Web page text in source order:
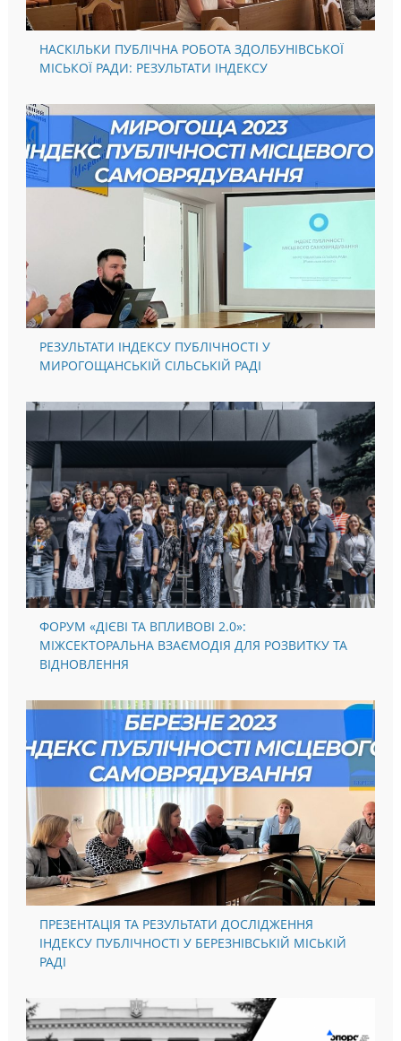
НАСКІЛЬКИ ПУБЛІЧНА РОБОТА ЗДОЛБУНІВСЬКОЇ
МІСЬКОЇ РАДИ: РЕЗУЛЬТАТИ ІНДЕКСУ
РЕЗУЛЬТАТИ ІНДЕКСУ ПУБЛІЧНОСТІ У
МИРОГОЩАНСЬКІЙ СІЛЬСЬКІЙ РАДІ
ФОРУМ «ДІЄВІ ТА ВПЛИВОВІ 2.0»:
МІЖСЕКТОРАЛЬНА ВЗАЄМОДІЯ ДЛЯ РОЗВИТКУ ТА
ВІДНОВЛЕННЯ
ПРЕЗЕНТАЦІЯ ТА РЕЗУЛЬТАТИ ДОСЛІДЖЕННЯ
ІНДЕКСУ ПУБЛІЧНОСТІ У БЕРЕЗНІВСЬКІЙ МІСЬКІЙ
РАДІ